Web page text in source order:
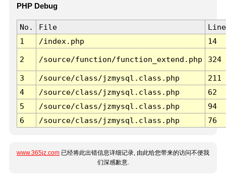
PHP Debug
No. File
Line
1
/index.php 14
2 /source/function/function_extend.php 324
3 /source/class/jzmysql.class.php
211
4
/source/class/jzmysql.class.php
62
5
/source/class/jzmysql.class.php
94
6
/source/class/jzmysql.class.php 76
www.365jz.com 已经将此出错信息详细记录, 由此给您带来的访问不便我
们深感歉意.